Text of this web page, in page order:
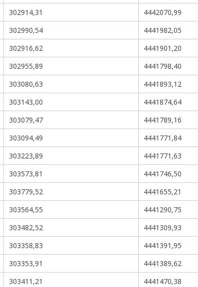
302914,31
4442070,99
302990,54
4441982,05
302916,62
4441901,20
302955,89
4441798,40
303080,63
4441893,12
303143,00
4441874,64
303079,47
4441789,16
303094,49
4441771,84
303223,89
4441771,63
303573,81
4441746,50
303779,52
4441655,21
303564,55
4441290,75
303482,52
4441309,93
303358,83
4441391,95
303353,91
4441389,62
303411,21
4441470,38